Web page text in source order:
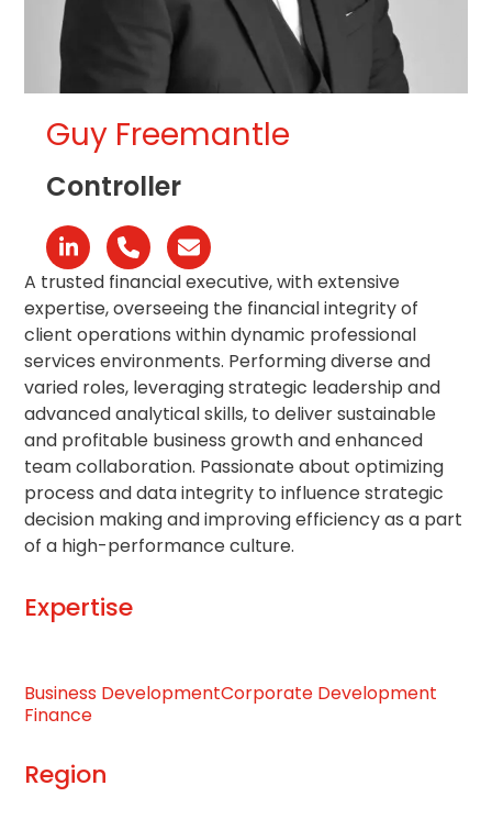
Guy Freemantle
Controller
LinkedinPhone
Number
Email
A trusted financial executive, with extensive
expertise, overseeing the financial integrity of
client operations within dynamic professional
services environments. Performing diverse and
varied roles, leveraging strategic leadership and
advanced analytical skills, to deliver sustainable
and profitable business growth and enhanced
team collaboration. Passionate about optimizing
process and data integrity to influence strategic
decision making and improving efficiency as a part
of a high-performance culture.
Expertise
Business DevelopmentCorporate Development
Finance
Region